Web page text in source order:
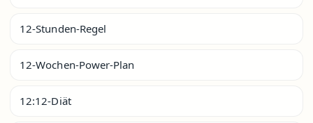
12-Stunden-Regel
12-Wochen-Power-Plan
12:12-Diät